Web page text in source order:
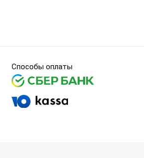
Способы оплаты